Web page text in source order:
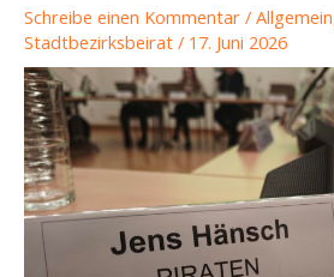
Schreibe einen Kommentar / Allgemein
Stadtbezirksbeirat / 17. Juni 2026